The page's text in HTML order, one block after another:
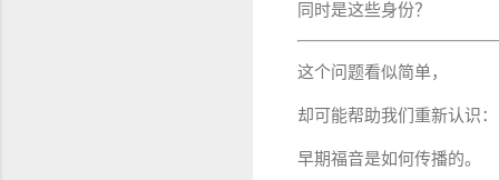
同时是这些身份？
这个问题看似简单，
却可能帮助我们重新认识：
早期福音是如何传播的。